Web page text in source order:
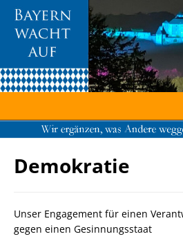
https://commons.wikimedia.org/w/
Demokratie
Unser Engagement für einen
gegen einen Gesinnungsstaat